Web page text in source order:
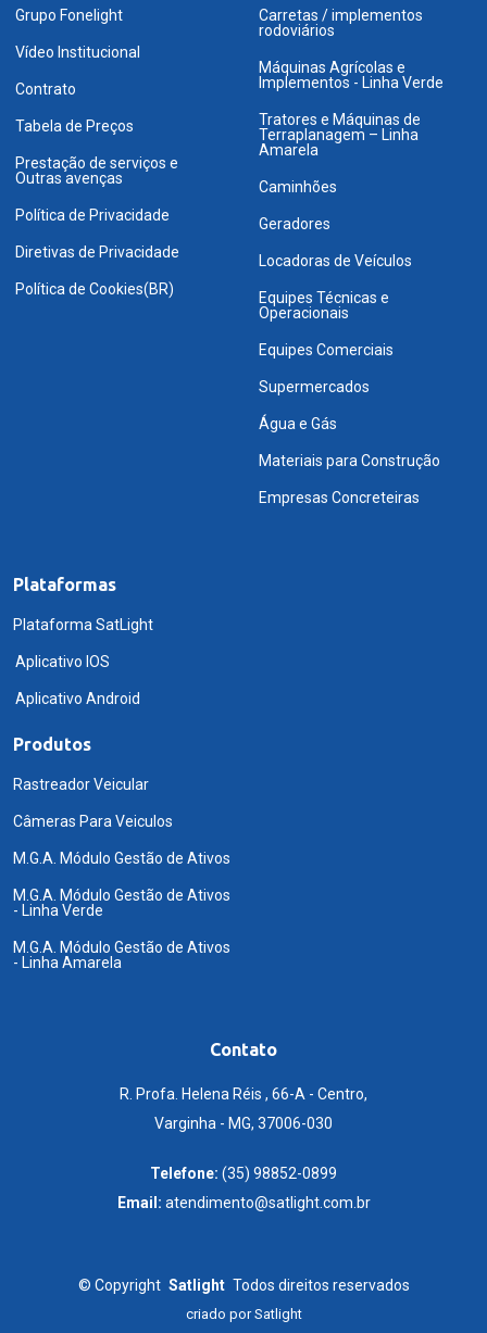
Grupo Fonelight
Vídeo Institucional
Contrato
Tabela de Preços
Prestação de serviços e
Outras avenças
Política de Privacidade
Diretivas de Privacidade
Política de Cookies(BR)
Carretas / implementos
rodoviários
Máquinas Agrícolas e
Implementos - Linha Verde
Tratores e Máquinas de
Terraplanagem – Linha
Amarela
Caminhões
Geradores
Locadoras de Veículos
Equipes Técnicas e
Operacionais
Equipes Comerciais
Supermercados
Água e Gás
Materiais para Construção
Empresas Concreteiras
Plataformas
Plataforma SatLight
Aplicativo IOS
Aplicativo Android
Produtos
Rastreador Veicular
Câmeras Para Veiculos
M.G.A. Módulo Gestão de Ativos
M.G.A. Módulo Gestão de Ativos
- Linha Verde
M.G.A. Módulo Gestão de Ativos
- Linha Amarela
Contato
R. Profa. Helena Réis , 66-A - Centro,
Varginha - MG, 37006-030
Telefone: (35) 98852-0899
Email: atendimento@satlight.com.br
© Copyright Satlight Todos direitos reservados
criado porSatlight